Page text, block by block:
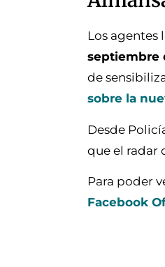
Los agentes
septiembre
de
sobre la
Desde
que el radar
Para poder
Facebook